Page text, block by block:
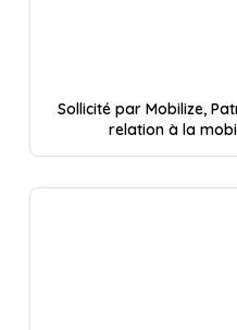
Sollicité par Mobilize,
relation à la